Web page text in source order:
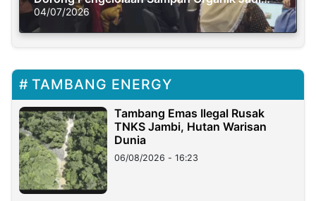
Solusi Krisis Iklim
04/07/2026
TAMBANG ENERGY
Tambang Emas Ilegal Rusak
TNKS Jambi, Hutan Warisan
Dunia
06/08/2026 - 16:23